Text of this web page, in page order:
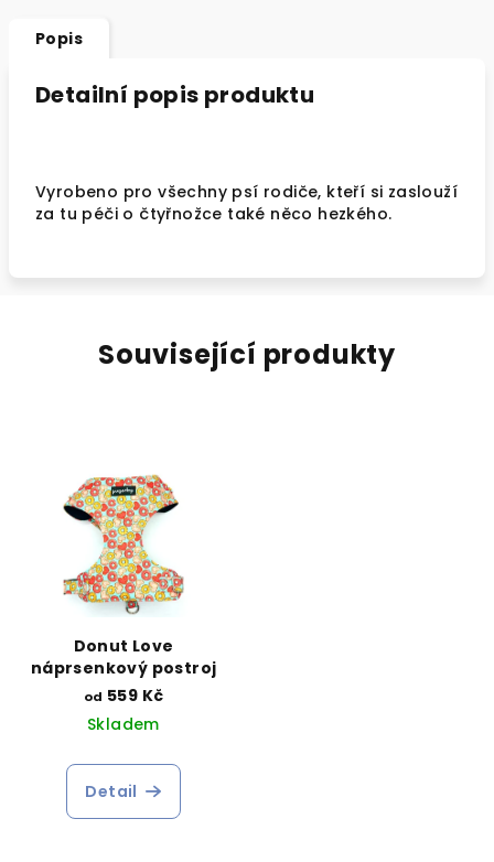
Popis
Detailní popis produktu
Vyrobeno pro všechny psí rodiče, kteří si zaslouží
za tu péči o čtyřnožce také něco hezkého.
Související produkty
Donut Love
náprsenkový postroj
od 559 Kč
Skladem
Detail